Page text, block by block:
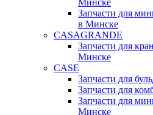
Минске
Запчасти для
в Минске
CASAGRANDE
Запчасти для
Минске
CASE
Запчасти для
Запчасти для
Запчасти для
Минске